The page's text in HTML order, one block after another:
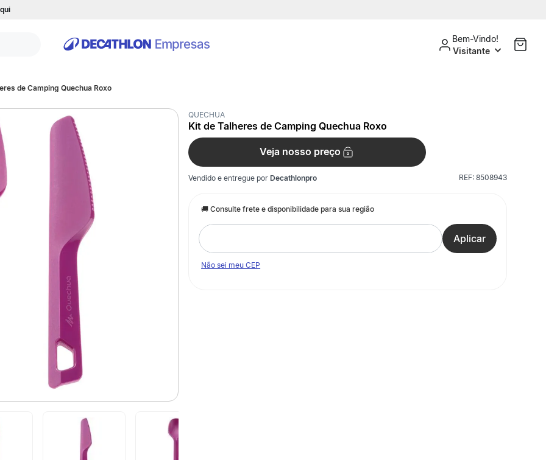
Bem-Vindo!
Visitante
de Camping Quechua Roxo
QUECHUA
Kit de Talheres de Camping Quechua Roxo
Veja nosso preço
Vendido e entregue porDecathlonpro REF: 8508943
Não sei meu CEP